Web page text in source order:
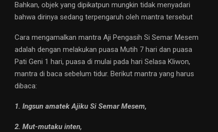
Bahkan, objek yang dipikatpun mungkin tidak menyadari
bahwa dirinya sedang terpengaruh oleh mantra tersebut
Cara mengamalkan mantra Aji Pengasih Si Semar Mesem
adalah dengan melakukan puasa Mutih 7 hari dan puasa
Pati Geni 1 hari, puasa di mulai pada hari Selasa Kliwon,
mantra di baca sebelum tidur. Berikut mantra yang harus
dibaca:
1. Ingsun amatek Ajiku Si Semar Mesem,
2. Mut-mutaku inten,